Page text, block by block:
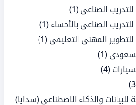
الصناعي (1)
الصناعي بالأحساء (1)
المهني التعليمي (1)
(1)
(4)
للبيانات والذكاء الاصطناعي (سدايا)